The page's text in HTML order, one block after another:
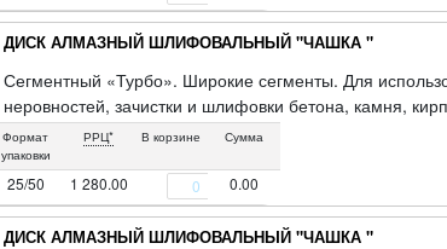
ДИСК АЛМАЗНЫЙ ШЛИФОВАЛЬНЫЙ "ЧАШКА "
Сегментный «Турбо». Широкие сегменты. Для
неровностей, зачистки и шлифовки бетона, камня,
Сегментированная кромка «Турбо» усиливает
предотвращая перегрев диска. Материал:
алмазами. Упаковка: блистер.
Формат
упаковки
РРЦ* В корзине Сумма
25/50 1 280.00 0.00
ДИСК АЛМАЗНЫЙ ШЛИФОВАЛЬНЫЙ "ЧАШКА "